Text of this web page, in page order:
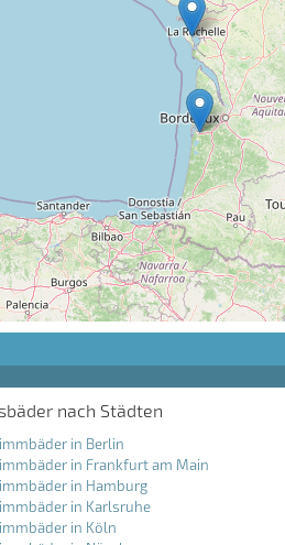
nach Städten
in Berlin
in Frankfurt am Main
in Hamburg
in Karlsruhe
in Köln